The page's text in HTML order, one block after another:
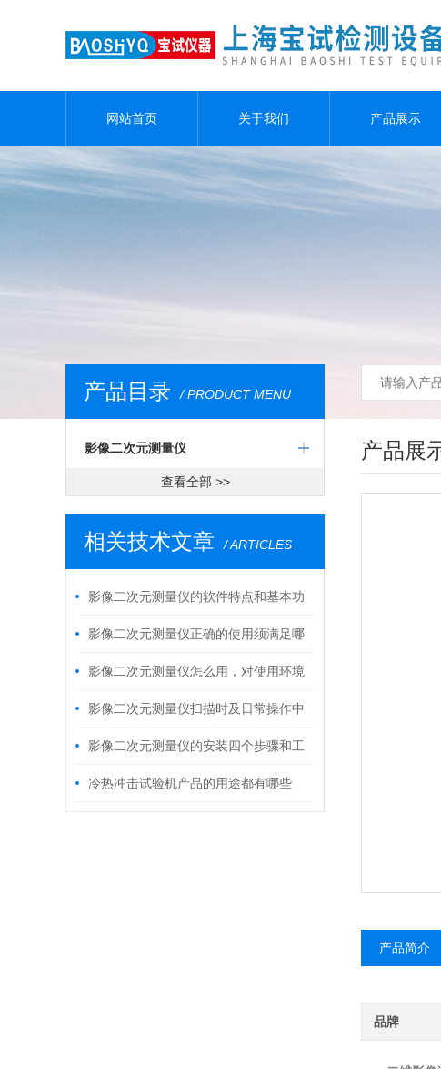
网站首页 关于我们 产品展示
产品目录 / PRODUCT MENU
影像二次元测量仪
查看全部 >>
相关技术文章 / ARTICLES
影像二次元测量仪的软件特点和基本功
能介绍
影像二次元测量仪正确的使用须满足哪
些要求
影像二次元测量仪怎么用，对使用环境
有什么要求？
影像二次元测量仪扫描时及日常操作中
的注意事项
影像二次元测量仪的安装四个步骤和工
作过程
冷热冲击试验机产品的用途都有哪些
产品展
产品简介
品牌